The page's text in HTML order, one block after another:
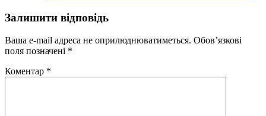
Залишити відповідь
Ваша e-mail адреса не оприлюднюватиметься. Обов’язкові
поля позначені *
Коментар *